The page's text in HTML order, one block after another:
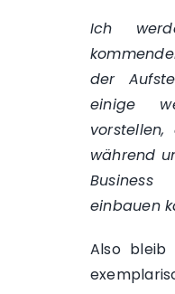
Ich
der
einige
während
einbauen
Also